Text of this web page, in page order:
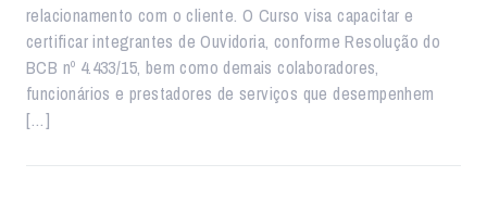
relacionamento com o cliente. O Curso visa capacitar e
certificar integrantes de Ouvidoria, conforme Resolução do
BCB nº 4.433/15, bem como demais colaboradores,
funcionários e prestadores de serviços que desempenhem
[…]